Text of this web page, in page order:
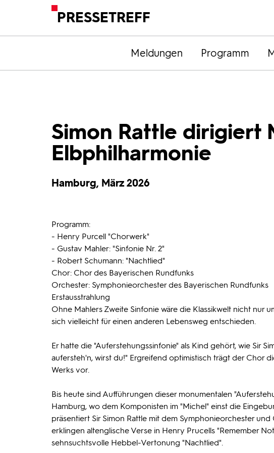
PRESSETREFF
Meldungen Programm
Simon Rattle dirigiert
Elbphilharmonie
Hamburg, März 2026
Programm:
- Henry Purcell "Chorwerk"
- Gustav Mahler: "Sinfonie Nr. 2"
- Robert Schumann: "Nachtlied"
Chor: Chor des Bayerischen Rundfunks
Orchester: Symphonieorchester des Bayerischen Rundfunks
Erstausstrahlung
Ohne Mahlers Zweite Sinfonie wäre die Klassikwelt nicht nur
sich vielleicht für einen anderen Lebensweg entschieden.
Er hatte die "Auferstehungssinfonie" als Kind gehört, wie Sir
aufersteh'n, wirst du!" Ergreifend optimistisch trägt der Chor
Werks vor.
Bis heute sind Aufführungen dieser monumentalen
Hamburg, wo dem Komponisten im "Michel" einst die
präsentiert Sir Simon Rattle mit dem Symphonieorchester
erklingen altenglische Verse in Henry Prucells "Remember
sehnsuchtsvolle Hebbel-Vertonung "Nachtlied".